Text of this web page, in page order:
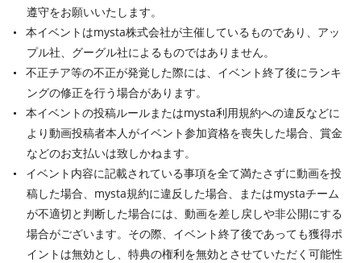
遵守をお願いいたします。
本イベントはmysta株式会社が主催しているものであり、アッ
プル社、グーグル社によるものではありません。
不正チア等の不正が発覚した際には、イベント終了後にランキ
ングの修正を行う場合があります。
本イベントの投稿ルールまたはmysta利用規約への違反などに
より動画投稿者本人がイベント参加資格を喪失した場合、賞金
などのお支払いは致しかねます。
イベント内容に記載されている事項を全て満たさずに動画を投
稿した場合、mysta規約に違反した場合、またはmystaチーム
が不適切と判断した場合には、動画を差し戻しや非公開にする
場合がございます。その際、イベント終了後であっても獲得ポ
イントは無効とし、特典の権利を無効とさせていただく可能性